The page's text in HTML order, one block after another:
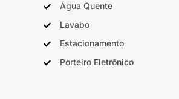
Água Quente
Lavabo
Estacionamento
Porteiro Eletrônico